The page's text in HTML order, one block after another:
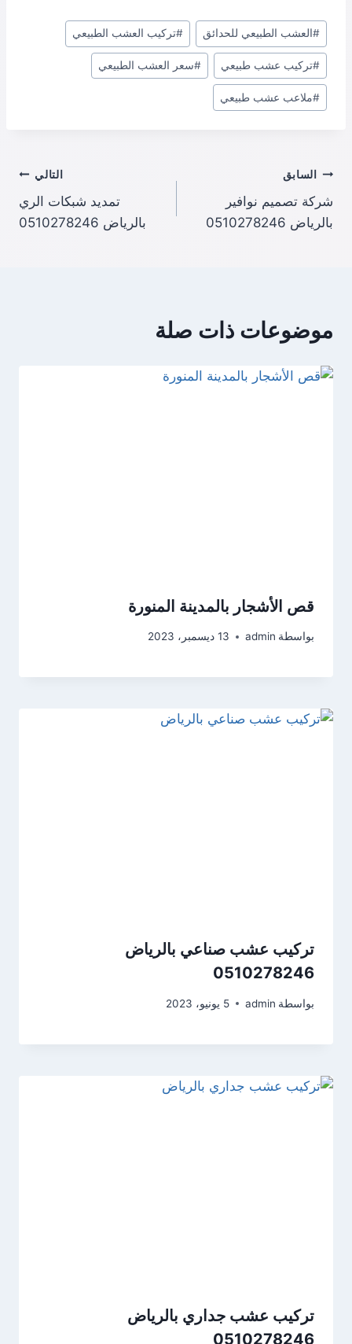
وسوم
المقال:
#العشب الطبيعي للحدائق #تركيب العشب الطبيعي
#تركيب عشب طبيعي #سعر العشب الطبيعي
#ملاعب عشب طبيعي
تصفّح
المقالات
السابق
شركة تصميم نوافير
بالرياض 0510278246
التالي
تمديد شبكات الري
بالرياض 0510278246
موضوعات ذات صلة
قص الأشجار بالمدينة المنورة
بواسطة admin 13 ديسمبر، 2023
تركيب عشب صناعي بالرياض
0510278246
بواسطة admin 5 يونيو، 2023
تركيب عشب جداري بالرياض
0510278246